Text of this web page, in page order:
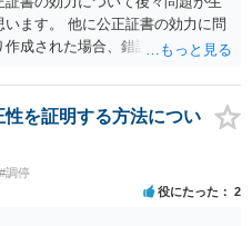
ます。 他に公正証書の効力に問
成された場合、錯誤（勘違い）
、１０～数十万円程度になるケ
、弁護士ごとに異なりますので一
を証明する方法につい
#調停
役にたった 2